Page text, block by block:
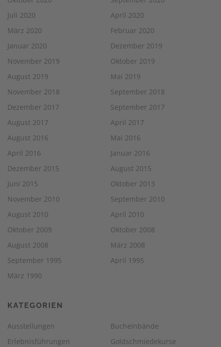
Juli 2020
April 2020
März 2020
Februar 2020
Januar 2020
Dezember 2019
November 2019
Oktober 2019
August 2019
Mai 2019
November 2018
September 2018
Dezember 2017
September 2017
August 2017
April 2017
August 2016
Mai 2016
April 2016
Januar 2016
Dezember 2015
August 2015
Juni 2015
Oktober 2013
November 2010
September 2010
August 2010
April 2010
Oktober 2009
Oktober 2008
August 2008
März 2008
September 1995
April 1995
März 1990
KATEGORIEN
Ausstellungen
Bucheinbände
Erlebnisführungen
Goldschmiedekurse